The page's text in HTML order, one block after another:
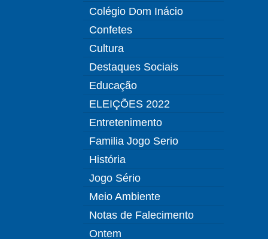
Colégio Dom Inácio
Confetes
Cultura
Destaques Sociais
Educação
ELEIÇÕES 2022
Entretenimento
Familia Jogo Serio
História
Jogo Sério
Meio Ambiente
Notas de Falecimento
Ontem